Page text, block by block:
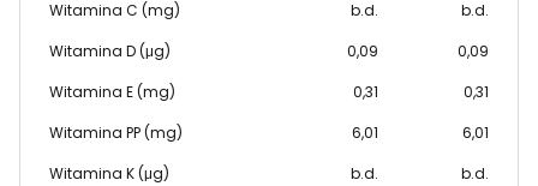
Witamina C (mg) b.d.
b.d.
Witamina D (μg)
0,09
0,09
Witamina E (mg)
0,31
0,31
Witamina PP (mg)
6,01
6,01
Witamina K (μg)
b.d. b.d.